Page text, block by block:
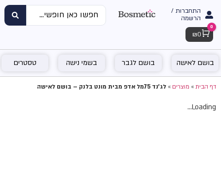
התחברות /
הרשמה
Cart
0
₪ 0
בושם לאישה בושם לגבר בשמי נישה טסטרים
דף הבית»מוצרים»לג'נד 75מל אדפ מבית מונט בלנק – בושם לאישה
Loading...